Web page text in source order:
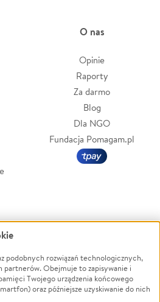
O nas
Opinie
Raporty
Za darmo
Blog
Dla NGO
Fundacja Pomagam.pl
Powódź
Wichura
NGO
podobnych rozwiązań technologicznych,
partnerów. Obejmuje to zapisywanie i
Twojego urządzenia końcowego
oraz późniejsze uzyskiwanie do nich